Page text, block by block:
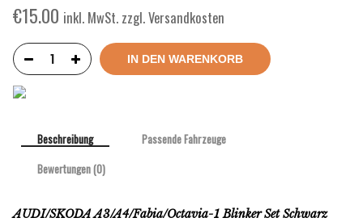
€15.00 inkl. MwSt. zzgl. Versandkosten
IN DEN WARENKORB
Beschreibung
Passende Fahrzeuge
Bewertungen (0)
AUDI/SKODA A3/A4/Fabia/Octavia-1 Blinker Set Schwarz